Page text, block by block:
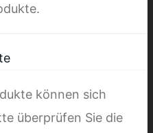
können sich
überprüfen Sie die